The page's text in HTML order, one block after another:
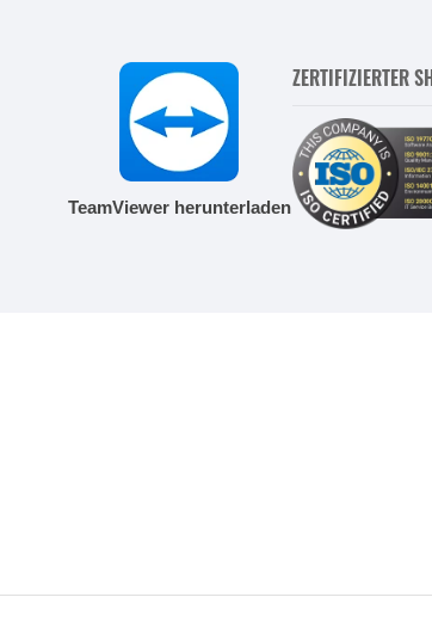
TeamViewer herunterladen
ZERTIFIZIERTER